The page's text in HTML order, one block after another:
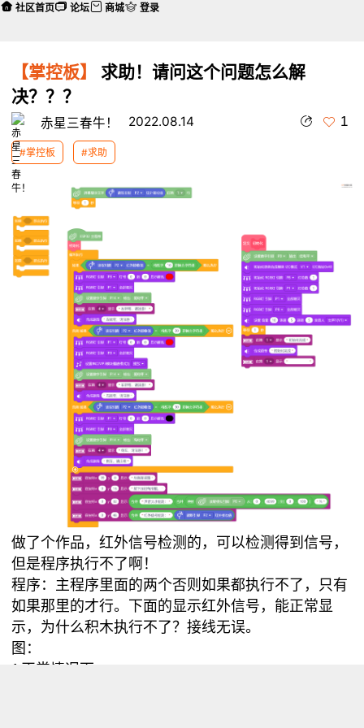
【掌控板】
求助！请问这个问题怎么解
决？？？
赤星三春牛！ 2022.08.14 1
#掌控板 #求助
做了个作品，红外信号检测的，可以检测得到信号，
但是程序执行不了啊！
程序：主程序里面的两个否则如果都执行不了，只有
如果那里的才行。下面的显示红外信号，能正常显
示，为什么积木执行不了？接线无误。
图：
1.正常情况下：
社区首页 论坛 商城 登录